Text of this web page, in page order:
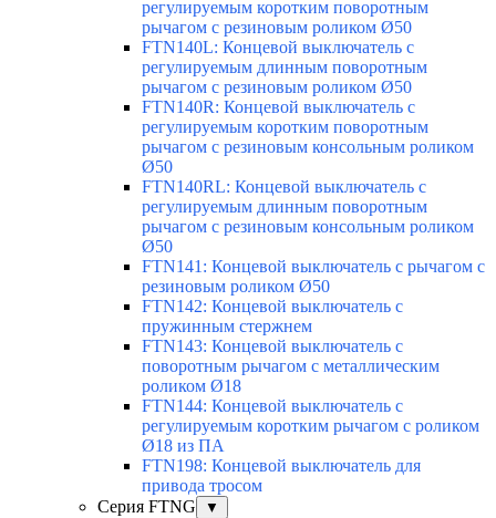
регулируемым коротким поворотным
рычагом с резиновым роликом Ø50
FTN140L: Концевой выключатель с
регулируемым длинным поворотным
рычагом с резиновым роликом Ø50
FTN140R: Концевой выключатель с
регулируемым коротким поворотным
рычагом с резиновым консольным роликом
Ø50
FTN140RL: Концевой выключатель с
регулируемым длинным поворотным
рычагом с резиновым консольным роликом
Ø50
FTN141: Концевой выключатель с рычагом с
резиновым роликом Ø50
FTN142: Концевой выключатель с
пружинным стержнем
FTN143: Концевой выключатель с
поворотным рычагом с металлическим
роликом Ø18
FTN144: Концевой выключатель с
регулируемым коротким рычагом с роликом
Ø18 из ПА
FTN198: Концевой выключатель для
привода тросом
Серия FTNG
▼